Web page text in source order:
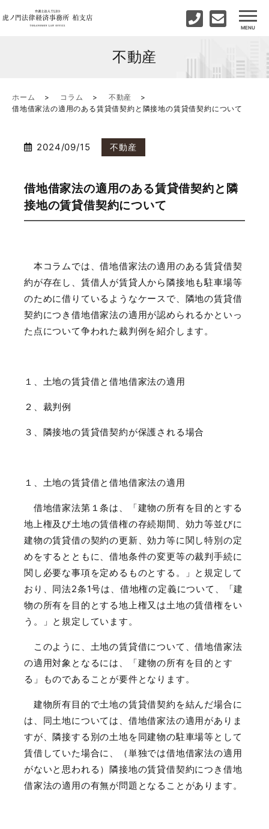
不動産
ホーム コラム
不動産
借地借家法の適用のある賃貸借契約と隣接地の賃貸借契約について
2024/09/15 不動産
借地借家法の適用のある賃貸借契約と隣
接地の賃貸借契約について
本コラムでは、借地借家法の適用のある賃貸借契
約が存在し、賃借人が賃貸人から隣接地も駐車場等
のために借りているようなケースで、隣地の賃貸借
契約につき借地借家法の適用が認められるかといっ
た点について争われた裁判例を紹介します。
１、土地の賃貸借と借地借家法の適用
２、裁判例
３、隣接地の賃貸借契約が保護される場合
１、土地の賃貸借と借地借家法の適用
借地借家法第１条は、「建物の所有を目的とする
地上権及び土地の賃借権の存続期間、効力等並びに
建物の賃貸借の契約の更新、効力等に関し特別の定
めをするとともに、借地条件の変更等の裁判手続に
関し必要な事項を定めるものとする。」と規定して
おり、同法2条1号は、借地権の定義について、「建
物の所有を目的とする地上権又は土地の賃借権をい
う。」と規定しています。
このように、土地の賃貸借について、借地借家法
の適用対象となるには、「建物の所有を目的とす
る」ものであることが要件となります。
建物所有目的で土地の賃貸借契約を結んだ場合に
は、同土地については、借地借家法の適用がありま
すが、隣接する別の土地を同建物の駐車場等として
賃借していた場合に、（単独では借地借家法の適用
がないと思われる）隣接地の賃貸借契約につき借地
借家法の適用の有無が問題となることがあります。